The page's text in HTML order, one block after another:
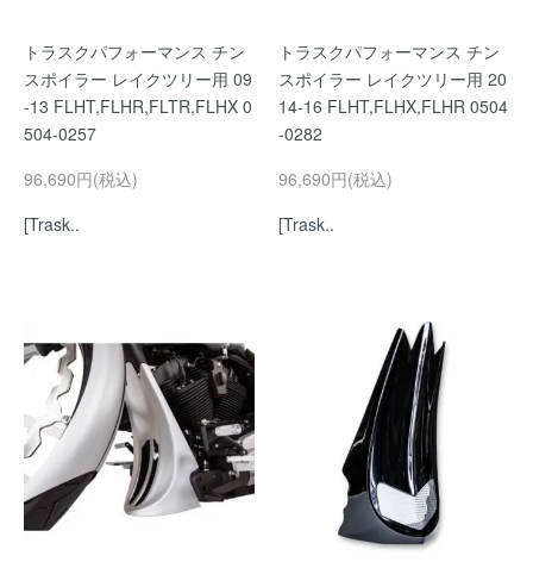
トラスクパフォーマンス チン
スポイラー レイクツリー用 09
-13 FLHT,FLHR,FLTR,FLHX 0
504-0257
96,690円(税込)
[Trask..
トラスクパフォーマンス チン
スポイラー レイクツリー用 20
14-16 FLHT,FLHX,FLHR 0504
-0282
96,690円(税込)
[Trask..